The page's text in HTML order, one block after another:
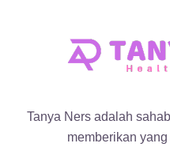
Tanya Ners adalah
memberikan